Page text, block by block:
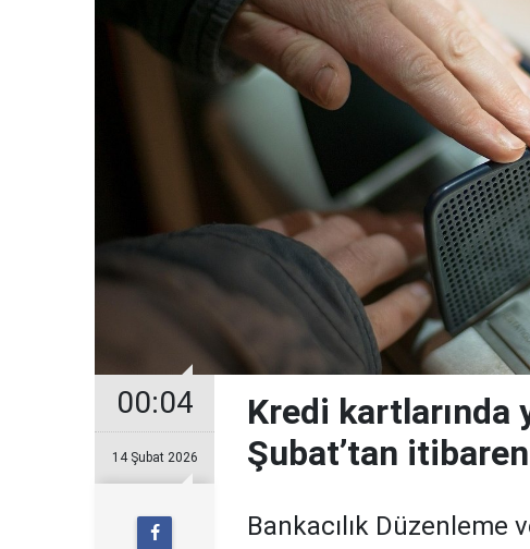
00:04
14 Şubat 2026
Kredi kartlarında
Şubat’tan
Bankacılık Düzenleme